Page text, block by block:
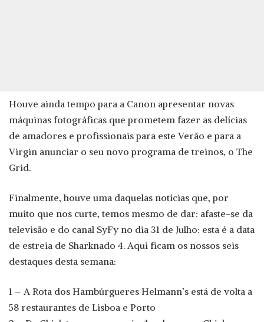
Houve ainda tempo para a Canon apresentar novas
máquinas fotográficas que prometem fazer as delícias
de amadores e profissionais para este Verão e para a
Virgin anunciar o seu novo programa de treinos, o The
Grid.
Finalmente, houve uma daquelas notícias que, por
muito que nos curte, temos mesmo de dar: afaste-se da
televisão e do canal SyFy no dia 31 de Julho: esta é a data
de estreia de Sharknado 4. Aqui ficam os nossos seis
destaques desta semana:
1 – A Rota dos Hambúrgueres Helmann’s está de volta a
58 restaurantes de Lisboa e Porto